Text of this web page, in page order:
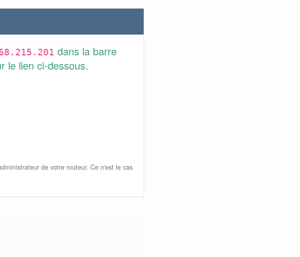
dans la barre
le lien ci-dessous.
de votre routeur. Ce n'est le cas